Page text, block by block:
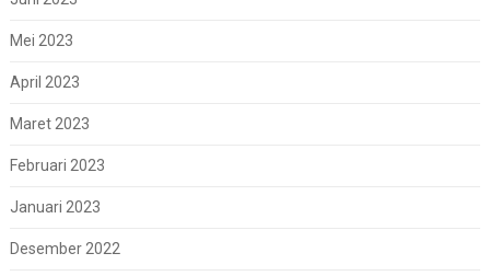
Mei 2023
April 2023
Maret 2023
Februari 2023
Januari 2023
Desember 2022